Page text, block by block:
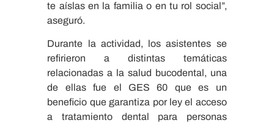
te aíslas en la familia o en tu rol social”,
aseguró.
Durante la actividad, los asistentes se
refirieron a distintas temáticas
relacionadas a la salud bucodental, una
de ellas fue el GES 60 que es un
beneficio que garantiza por ley el acceso
a tratamiento dental para personas